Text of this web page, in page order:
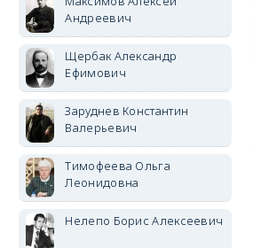
Андреевич
Щербак Александр
Ефимович
Заруднев Константин
Валерьевич
Тимофеева Ольга
Леонидовна
Нелепо Борис Алексеевич